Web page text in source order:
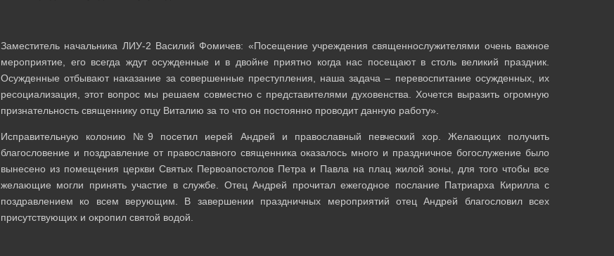
Заместитель начальника ЛИУ-2 Василий Фомичев: «Посещение учреждения священнослужителями очень важное
мероприятие, его всегда ждут осужденные и в двойне приятно когда нас посещают в столь великий праздник.
Осужденные отбывают наказание за совершенные преступления, наша задача – перевоспитание осужденных, их
ресоциализация, этот вопрос мы решаем совместно с представителями духовенства. Хочется выразить огромную
признательность священнику отцу Виталию за то что он постоянно проводит данную работу».
Исправительную колонию №9 посетил иерей Андрей и православный певческий хор. Желающих получить
благословение и поздравление от православного священника оказалось много и праздничное богослужение было
вынесено из помещения церкви Святых Первоапостолов Петра и Павла на плац жилой зоны, для того чтобы все
желающие могли принять участие в службе. Отец Андрей прочитал ежегодное послание Патриарха Кирилла с
поздравлением ко всем верующим. В завершении праздничных мероприятий отец Андрей благословил всех
присутствующих и окропил святой водой.